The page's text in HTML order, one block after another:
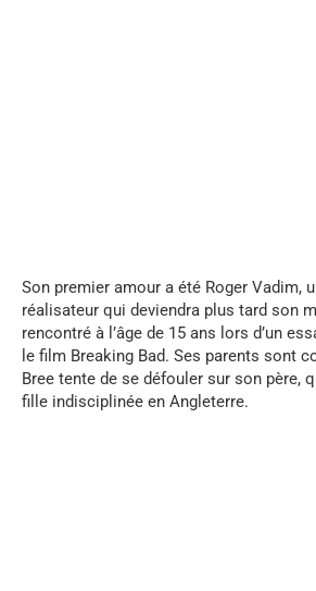
Son premier amour a été Roger Vadim,
réalisateur qui deviendra plus tard son
rencontré à l’âge de 15 ans lors d’un
le film Breaking Bad. Ses parents sont
Bree tente de se défouler sur son père,
fille indisciplinée en Angleterre.